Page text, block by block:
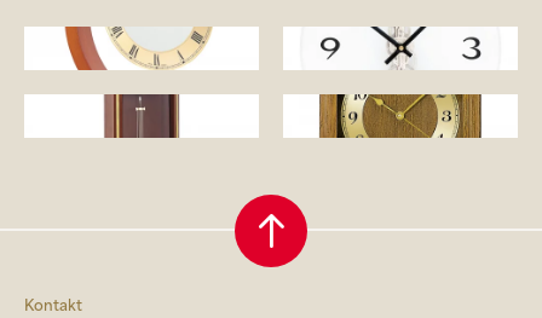
Kontakt